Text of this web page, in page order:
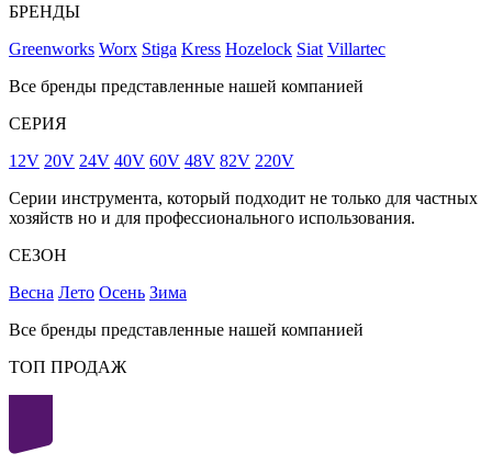
БРЕНДЫ
Greenworks Worx Stiga Kress Hozelock Siat Villartec
Все бренды представленные нашей компанией
СЕРИЯ
12V 20V 24V 40V 60V 48V 82V 220V
Серии инструмента, который подходит не только для частных
хозяйств но и для профессионального использования.
СЕЗОН
Весна Лето Осень Зима
Все бренды представленные нашей компанией
ТОП ПРОДАЖ